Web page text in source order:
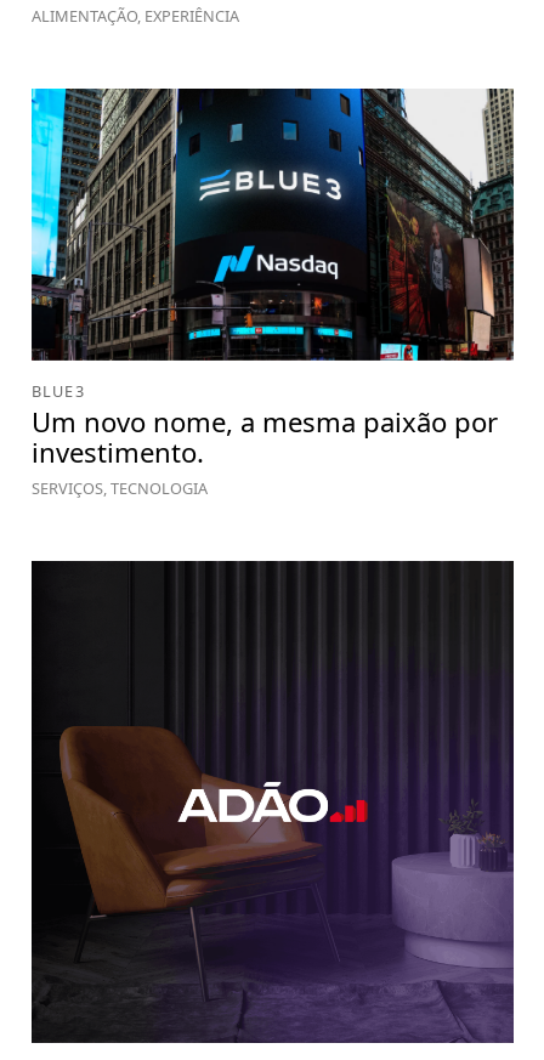
ALIMENTAÇÃO, EXPERIÊNCIA
BLUE3
Um novo nome, a mesma paixão por
investimento.
SERVIÇOS, TECNOLOGIA